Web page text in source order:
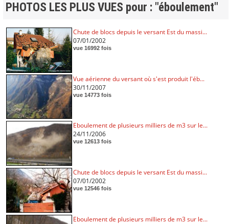
PHOTOS LES PLUS VUES pour : "éboulement"
Chute de blocs depuis le versant Est du massi...
07/01/2002
vue 16992 fois
Vue aérienne du versant où s'est produit l'éb...
30/11/2007
vue 14773 fois
Eboulement de plusieurs milliers de m3 sur le...
24/11/2006
vue 12613 fois
Chute de blocs depuis le versant Est du massi...
07/01/2002
vue 12546 fois
Eboulement de plusieurs milliers de m3 sur le...